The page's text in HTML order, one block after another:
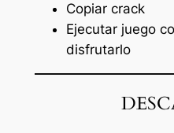
Copiar crack
Ejecutar juego
disfrutarlo